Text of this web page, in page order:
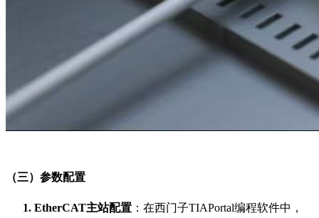
（三）参数配置
1. EtherCAT主站配置 ：在西门子TIAPortal编程软件中，